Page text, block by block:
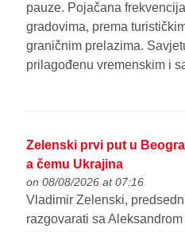
pauze. Pojačana
gradovima, prema
graničnim prelazima.
prilagođenu vremenskim i
Zelenski prvi put u
a čemu Ukrajina
on 08/08/2026 at 07:16
Vladimir Zelenski,
razgovarati sa